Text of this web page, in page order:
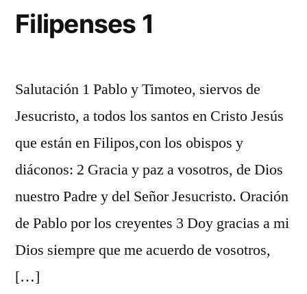
Filipenses 1
Salutación 1 Pablo y Timoteo, siervos de
Jesucristo, a todos los santos en Cristo Jesús
que están en Filipos,con los obispos y
diáconos: 2 Gracia y paz a vosotros, de Dios
nuestro Padre y del Señor Jesucristo. Oración
de Pablo por los creyentes 3 Doy gracias a mi
Dios siempre que me acuerdo de vosotros,
[…]